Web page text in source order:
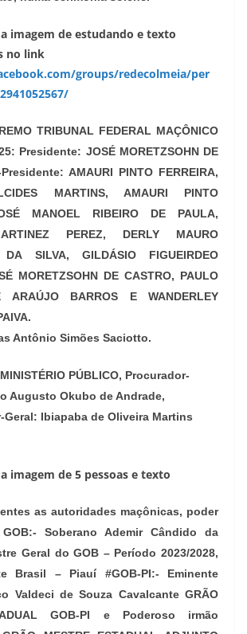
no link
groups/redecolmeia/per
TRIBUNAL FEDERAL MAÇÔNICO
Presidente: JOSÉ MORETZSOHN DE
AMAURI PINTO FERREIRA,
MARTINS, AMAURI PINTO
MANOEL RIBEIRO DE PAULA,
PEREZ, DERLY MAURO
DA SILVA, GILDÁSIO FIGUEIRDEO
MORETZSOHN DE CASTRO, PAULO
ARAÚJO BARROS E WANDERLEY
Antônio Simões Saciotto.
PÚBLICO, Procurador-
Augusto Okubo de Andrade,
Ibiapaba de Oliveira Martins
as autoridades maçônicas, poder
Soberano Ademir Cândido da
Geral do GOB – Período 2023/2028,
Brasil – Piauí #GOB-PI:- Eminente
Valdeci de Souza Cavalcante GRÃO
GOB-PI e Poderoso irmão